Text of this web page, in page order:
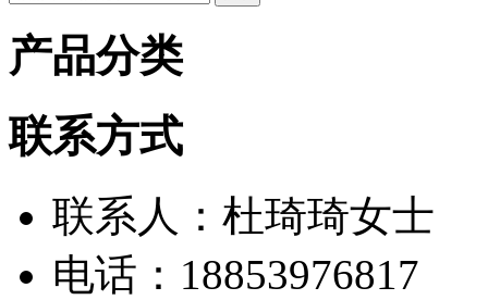
产品分类
联系方式
联系人：杜琦琦女士
电话：18853976817